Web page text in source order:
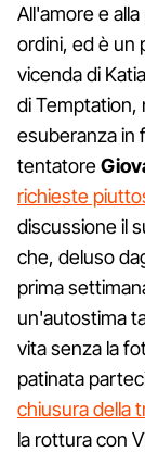
All'amore e
ordini, ed è un
vicenda di
di Temptation,
esuberanza in
tentatore
richieste
discussione il
che, deluso
prima
un'autostima
vita senza la
patinata
chiusura della
la rottura con